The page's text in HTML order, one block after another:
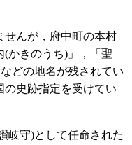
んが，府中町の本村
かきのうち)」，「聖
どの地名が残されてい
の史跡指定を受けてい
岐守)として任命された